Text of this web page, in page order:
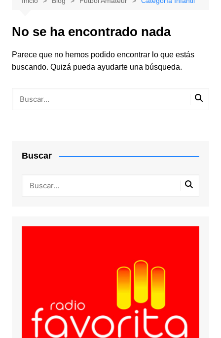
No se ha encontrado nada
Parece que no hemos podido encontrar lo que estás
buscando. Quizá pueda ayudarte una búsqueda.
Buscar